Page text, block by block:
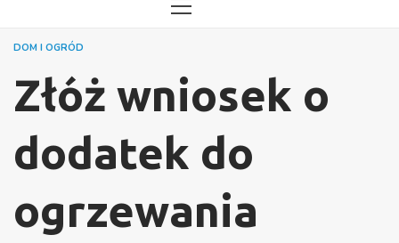
MENU
DOM I OGRÓD
Złóż wniosek o
dodatek do
ogrzewania